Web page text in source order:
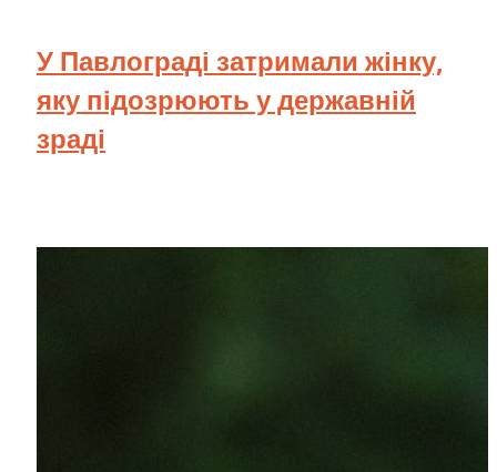
У Павлограді затримали жінку,
яку підозрюють у державній
зраді